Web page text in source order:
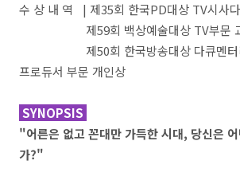
수 상 내 역 | 제35회 한국PD대상 TV시사
제59회 백상예술대상 TV부문 교
제50회 한국방송대상 다큐멘터리
프로듀서 부문 개인상
SYNOPSIS
"어른은 없고 꼰대만 가득한 시대, 당신은
가?"